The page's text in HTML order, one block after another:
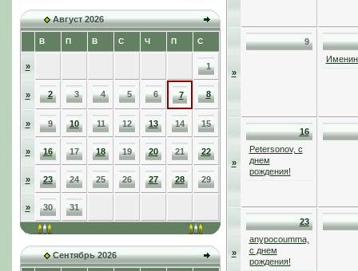
Август 2026
В П В С Ч П С
» 1
» 2 3 4 5 6 7 8
» 9 10 11 12 13 14 15
» 16 17 18 19 20 21 22
» 23 24 25 26 27 28 29
» 30 31
Сентябрь 2026
»
9
»
16
Petersonov, с
днем
рождения!
»
23
anypocoumma,
с днем
рождения!